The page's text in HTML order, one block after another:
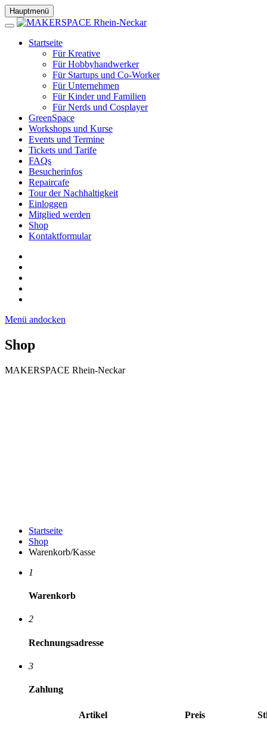
Hauptmenü
Startseite
Für Kreative
Für Hobbyhandwerker
Für Startups und Co-Worker
Für Unternehmen
Für Kinder und Familien
Für Nerds und Cosplayer
GreenSpace
Workshops und Kurse
Events und Termine
Tickets und Tarife
FAQs
Besucherinfos
Repaircafe
Tour der Nachhaltigkeit
Einloggen
Mitglied werden
Shop
Kontaktformular
Menü andocken
Shop
MAKERSPACE Rhein-Neckar
Startseite
Shop
Warenkorb/Kasse
1
Warenkorb
2
Rechnungsadresse
3
Zahlung
Artikel Preis